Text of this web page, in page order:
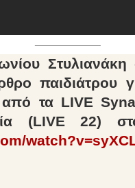
παιδιάτρου
τα LIVE
(LIVE 22)